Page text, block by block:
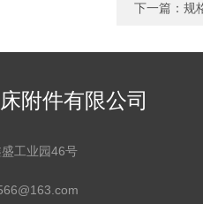
下一篇： 规
附件有限公司
工业园46号